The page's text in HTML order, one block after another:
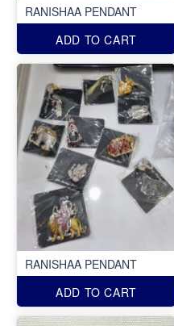
RANISHAA PENDANT
ADD TO CART
RANISHAA PENDANT
ADD TO CART